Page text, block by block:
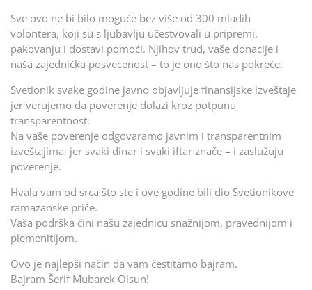
Sve ovo ne bi bilo moguće bez više od 300 mladih
volontera, koji su s ljubavlju učestvovali u pripremi,
pakovanju i dostavi pomoći. Njihov trud, vaše donacije i
naša zajednička posvećenost – to je ono što nas pokreće.
Svetionik svake godine javno objavljuje finansijske izveštaje
jer verujemo da poverenje dolazi kroz potpunu
transparentnost.
Na vaše poverenje odgovaramo javnim i transparentnim
izveštajima, jer svaki dinar i svaki iftar znače – i zaslužuju
poverenje.
Hvala vam od srca što ste i ove godine bili dio Svetionikove
ramazanske priče.
Vaša podrška čini našu zajednicu snažnijom, pravednijom i
plemenitijom.
Ovo je najlepši način da vam čestitamo bajram.
Bajram Šerif Mubarek Olsun!